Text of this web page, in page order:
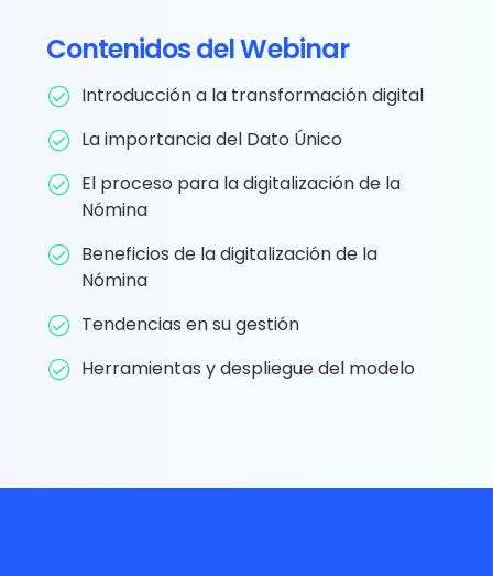
Contenidos del Webinar
Introducción a la transformación digital
La importancia del Dato Único
El proceso para la digitalización de la
Nómina
Beneficios de la digitalización de la
Nómina
Tendencias en su gestión
Herramientas y despliegue del modelo